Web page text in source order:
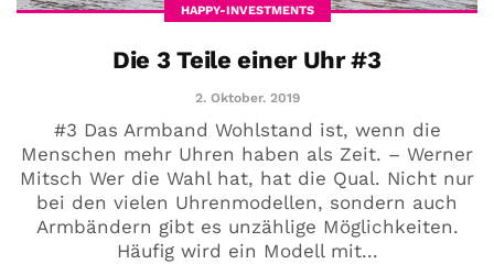
HAPPY-INVESTMENTS
Die 3 Teile einer Uhr #3
2. Oktober. 2019
#3 Das Armband Wohlstand ist, wenn die
Menschen mehr Uhren haben als Zeit. – Werner
Mitsch Wer die Wahl hat, hat die Qual. Nicht nur
bei den vielen Uhrenmodellen, sondern auch
Armbändern gibt es unzählige Möglichkeiten.
Häufig wird ein Modell mit...